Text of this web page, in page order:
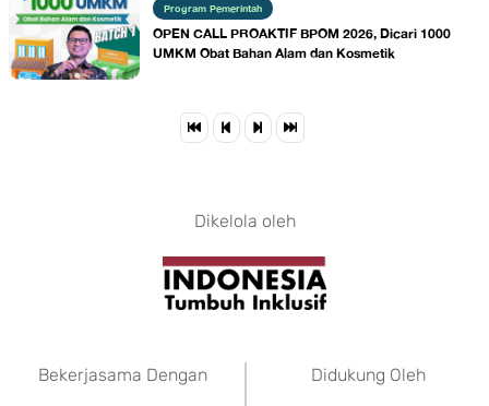
Program Pemerintah
OPEN CALL PROAKTIF BPOM 2026, Dicari 1000
UMKM Obat Bahan Alam dan Kosmetik
Dikelola oleh
Bekerjasama Dengan Didukung Oleh